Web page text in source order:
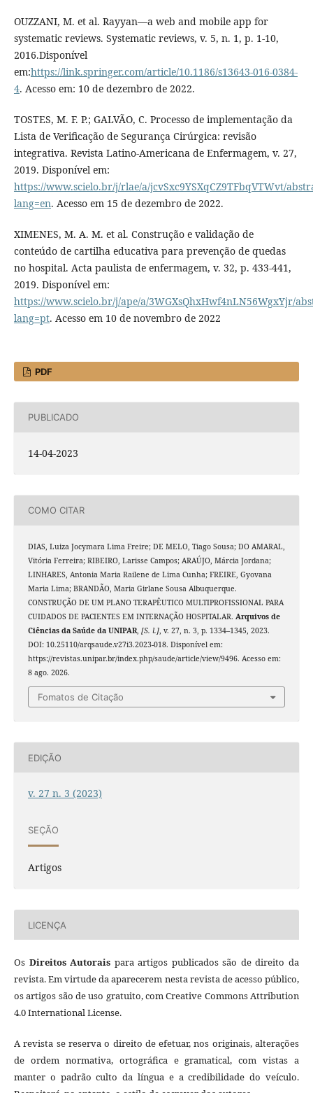
OUZZANI, M. et al. Rayyan—a web and mobile app for
systematic reviews. Systematic reviews, v. 5, n. 1, p. 1-10,
2016.Disponível
em:https://link.springer.com/article/10.1186/s13643-016-0384-
4. Acesso em: 10 de dezembro de 2022.
TOSTES, M. F. P.; GALVÃO, C. Processo de implementação da
Lista de Verificação de Segurança Cirúrgica: revisão
integrativa. Revista Latino-Americana de Enfermagem, v. 27,
2019. Disponível em:
https://www.scielo.br/j/rlae/a/jcvSxc9YSXqCZ9TFbqVTWvt/
lang=en. Acesso em 15 de dezembro de 2022.
XIMENES, M. A. M. et al. Construção e validação de
conteúdo de cartilha educativa para prevenção de quedas
no hospital. Acta paulista de enfermagem, v. 32, p. 433-441,
2019. Disponível em:
https://www.scielo.br/j/ape/a/3WGXsQhxHwf4nLN56WgxYjr/
lang=pt. Acesso em 10 de novembro de 2022
PDF
PUBLICADO
14-04-2023
COMO CITAR
DIAS, Luiza Jocymara Lima Freire; DE MELO, Tiago Sousa; DO AMARAL,
Vitória Ferreira; RIBEIRO, Larisse Campos; ARAÚJO, Márcia Jordana;
LINHARES, Antonia Maria Railene de Lima Cunha; FREIRE, Gyovana
Maria Lima; BRANDÃO, Maria Girlane Sousa Albuquerque.
CONSTRUÇÃO DE UM PLANO TERAPÊUTICO MULTIPROFISSIONAL PARA
CUIDADOS DE PACIENTES EM INTERNAÇÃO HOSPITALAR. Arquivos de
Ciências da Saúde da UNIPAR, [S. l.], v. 27, n. 3, p. 1334–1345, 2023.
DOI: 10.25110/arqsaude.v27i3.2023-018. Disponível em:
https://revistas.unipar.br/index.php/saude/article/view/9496. Acesso em:
8 ago. 2026.
Fomatos de Citação
EDIÇÃO
v. 27 n. 3 (2023)
SEÇÃO
Artigos
LICENÇA
Os Direitos Autorais para artigos publicados são de direito da
revista. Em virtude da aparecerem nesta revista de acesso público,
os artigos são de uso gratuito, com Creative Commons Attribution
4.0 International License.
A revista se reserva o direito de efetuar, nos originais, alterações
de ordem normativa, ortográfica e gramatical, com vistas a
manter o padrão culto da língua e a credibilidade do veículo.